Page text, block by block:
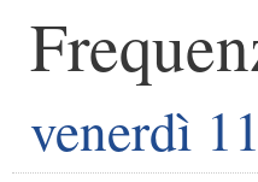
venerdì